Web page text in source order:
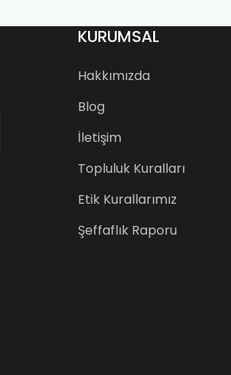
KURUMSAL
Hakkımızda
Blog
İletişim
Topluluk Kuralları
Etik Kurallarımız
Şeffaflık Raporu